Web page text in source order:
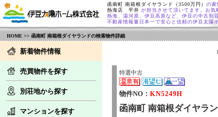
函南町 南箱根ダイヤランド（3500万円） の家
熱海店 平井 が担当させて頂いてます。お気
熱海、湯河原、伊豆高原など、伊豆の中古別
不動産情報量日本一で安心と信頼の伊豆太陽
HOME >> 函南町 南箱根ダイヤランドの検索物件詳細
新着物件情報
売買物件を探す
別荘地から探す
マンションを探す
特選中古
物件NO： KN5249H
函南町 南箱根ダイヤラ